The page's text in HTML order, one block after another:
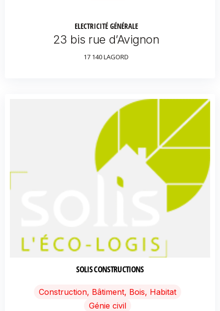
ELECTRICITÉ GÉNÉRALE
23 bis rue d’Avignon
17 140 LAGORD
SOLIS CONSTRUCTIONS
Construction, Bâtiment, Bois, Habitat
Génie civil